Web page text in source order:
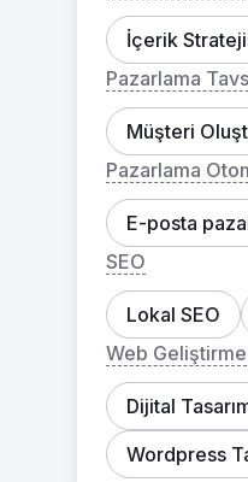
İçerik
Pazarlama
Müşteri
Pazarlama
E-posta
SEO
Lokal SEO
Web Geliştirme
Dijital
Wordpress